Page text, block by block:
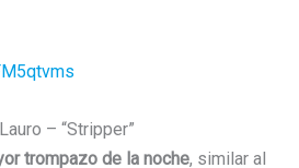
– “Stripper”
trompazo de la noche, similar al